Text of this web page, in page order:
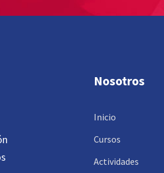
Nosotros
Inicio
Cursos
Actividades